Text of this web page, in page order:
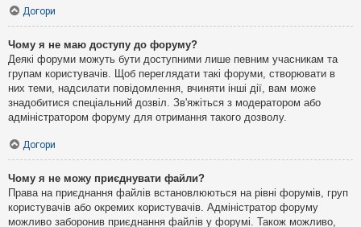
Догори
Чому я не маю доступу до форуму?
Деякі форуми можуть бути доступними лише певним учасникам та
групам користувачів. Щоб переглядати такі форуми, створювати в
них теми, надсилати повідомлення, вчиняти інші дії, вам може
знадобитися спеціальний дозвіл. Зв'яжіться з модератором або
адміністратором форуму для отримання такого дозволу.
Догори
Чому я не можу приєднувати файли?
Права на приєднання файлів встановлюються на рівні форумів, груп
користувачів або окремих користувачів. Адміністратор форуму
можливо заборонив приєднання файлів у форумі. Також можливо,